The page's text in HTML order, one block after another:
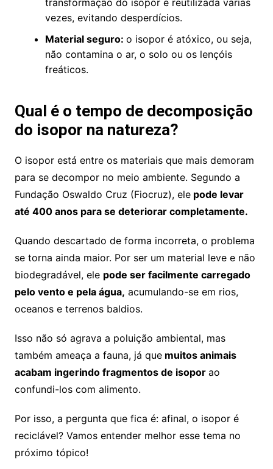
transformação do isopor é reutilizada várias
vezes, evitando desperdícios.
Material seguro: o isopor é atóxico, ou seja,
não contamina o ar, o solo ou os lençóis
freáticos.
Qual é o tempo de decomposição
do isopor na natureza?
O isopor está entre os materiais que mais demoram
para se decompor no meio ambiente. Segundo a
Fundação Oswaldo Cruz (Fiocruz), elepode levar
até 400 anos para se deteriorar completamente.
Quando descartado de forma incorreta, o problema
se torna ainda maior. Por ser um material leve e não
biodegradável, ele pode ser facilmente carregado
pelo vento e pela água, acumulando-se em rios,
oceanos e terrenos baldios.
Isso não só agrava a poluição ambiental, mas
também ameaça a fauna, já quemuitos animais
acabam ingerindo fragmentos de isopor ao
confundi-los com alimento.
Por isso, a pergunta que fica é: afinal, o isopor é
reciclável? Vamos entender melhor esse tema no
próximo tópico!